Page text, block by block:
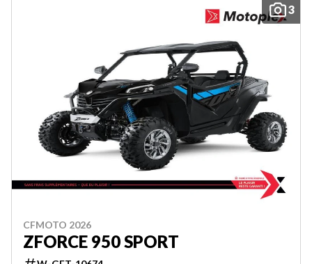
3
CFMOTO 2026
ZFORCE 950 SPORT